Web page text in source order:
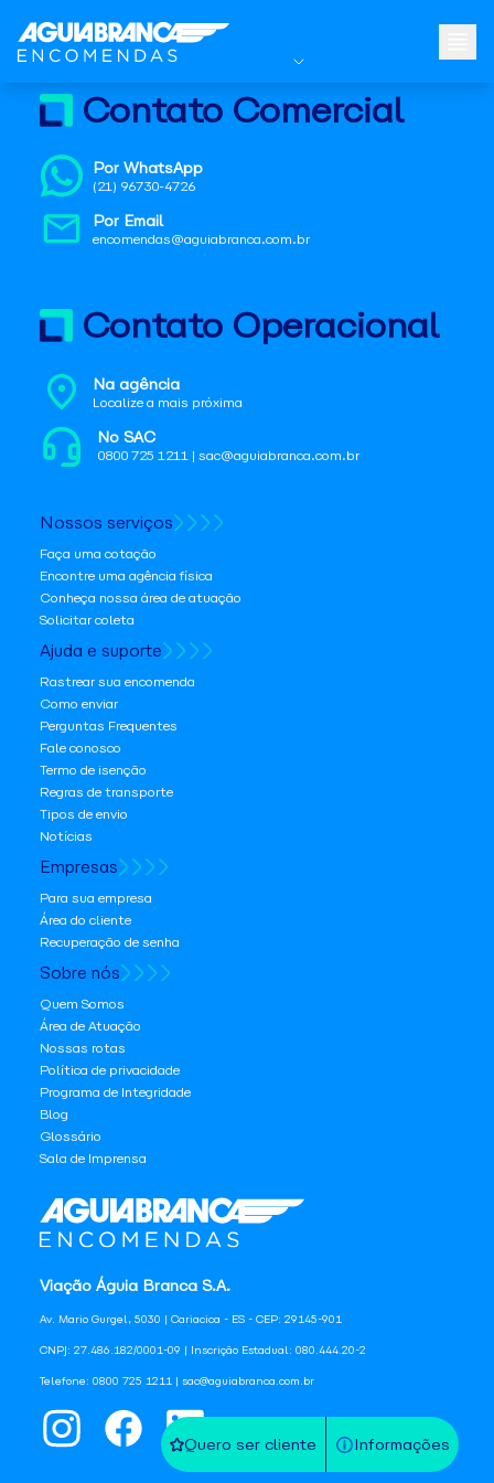
Quero ser cliente Informações
Viação Águia Branca S.A.
Av. Mario Gurgel, 5030 | Cariacica - ES - CEP: 29145-901
CNPJ: 27.486.182/0001-09 | Inscrição Estadual: 080.444.20-2
Telefone: 0800 725 1211 | sac@aguiabranca.com.br
Contato Comercial
Por WhatsApp
(21) 96730-4726
Por Email
encomendas@aguiabranca.com.br
Contato Operacional
Na agência
Localize a mais próxima
No SAC
0800 725 1211 | sac@aguiabranca.com.br
Nossos serviços
Faça uma cotação
Encontre uma agência física
Conheça nossa área de atuação
Solicitar coleta
Ajuda e suporte
Rastrear sua encomenda
Como enviar
Perguntas Frequentes
Fale conosco
Termo de isenção
Regras de transporte
Tipos de envio
Notícias
Empresas
Para sua empresa
Área do cliente
Recuperação de senha
Sobre nós
Quem Somos
Área de Atuação
Nossas rotas
Política de privacidade
Programa de Integridade
Blog
Glossário
Sala de Imprensa